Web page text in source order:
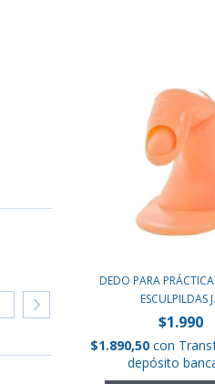
DEDO PARA
ESCULPILDAS
$1.990
$1.890,50con
depósito